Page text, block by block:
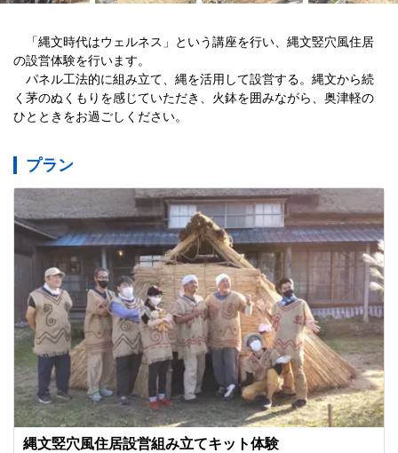
「縄文時代はウェルネス」という講座を行い、縄文竪穴風住居
の設営体験を行います。
パネル工法的に組み立て、縄を活用して設営する。縄文から続
く茅のぬくもりを感じていただき、火鉢を囲みながら、奥津軽の
ひとときをお過ごしください。
プラン
縄文竪穴風住居設営組み立てキット体験